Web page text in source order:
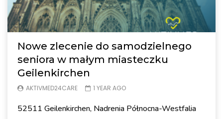
Nowe zlecenie do samodzielnego
seniora w małym miasteczku
Geilenkirchen
AKTIVMED24CARE 1 YEAR AGO
52511 Geilenkirchen, Nadrenia Północna-Westfalia